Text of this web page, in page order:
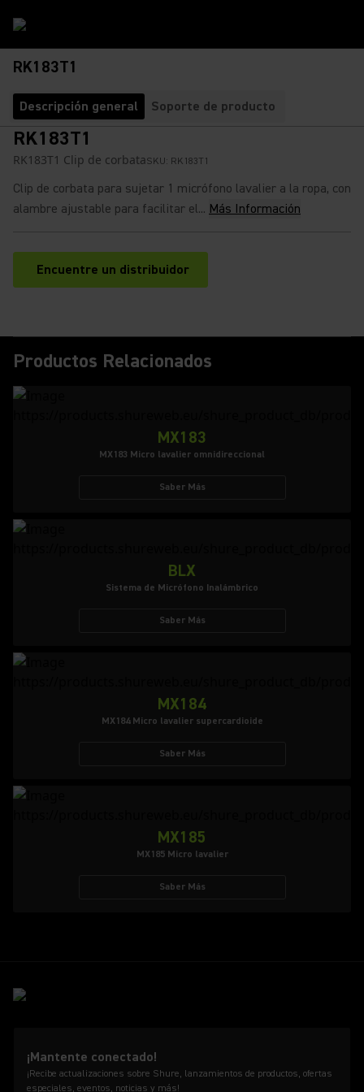
RK183T1
Descripción general Soporte de producto
RK183T1
RK183T1 Clip de corbataSKU: RK183T1
Clip de corbata para sujetar 1 micrófono lavalier a la ropa, con
alambre ajustable para facilitar el... Más Información
Encuentre un distribuidor
(Opens in a new tab)
Productos Relacionados
MX183
MX183 Micro lavalier omnidireccional
Saber Más
BLX
Sistema de Micrófono Inalámbrico
Saber Más
MX184
MX184 Micro lavalier supercardioide
Saber Más
MX185
MX185 Micro lavalier
Saber Más
¡Mantente conectado!
¡Recibe actualizaciones sobre Shure, lanzamientos de productos, ofertas
especiales, eventos, noticias y más!